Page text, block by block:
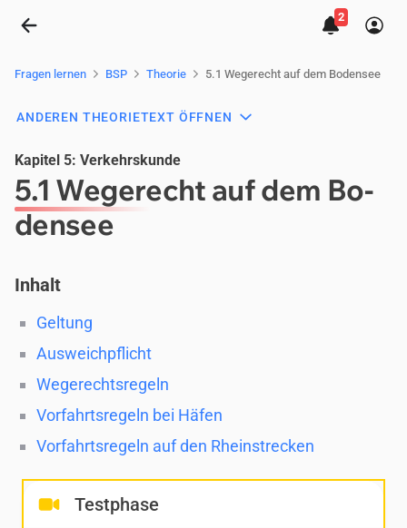
2
Fragen lernen BSP Theorie 5.1 We­ge­recht auf dem Bo­den­see
ANDEREN THEORIETEXT ÖFFNEN
Kapitel 5: Verkehrskunde
5.1 We­ge­recht auf dem Bo­
den­see
Inhalt
Geltung
Ausweichpflicht
Wegerechtsregeln
Vorfahrtsregeln bei Häfen
Vorfahrtsregeln auf den Rheinstrecken
Testphase